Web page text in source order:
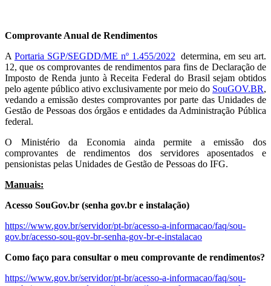
Comprovante Anual de Rendimentos
A Portaria SGP/SEGDD/ME nº 1.455/2022 determina, em seu art.
12, que os comprovantes de rendimentos para fins de Declaração de
Imposto de Renda junto à Receita Federal do Brasil sejam obtidos
pelo agente público ativo exclusivamente por meio do SouGOV.BR,
vedando a emissão destes comprovantes por parte das Unidades de
Gestão de Pessoas dos órgãos e entidades da Administração Pública
federal.
O Ministério da Economia ainda permite a emissão dos
comprovantes de rendimentos dos servidores aposentados e
pensionistas pelas Unidades de Gestão de Pessoas do IFG.
Manuais:
Acesso SouGov.br (senha gov.br e instalação)
https://www.gov.br/servidor/pt-br/acesso-a-informacao/faq/sou-
gov.br/acesso-sou-gov-br-senha-gov-br-e-instalacao
Como faço para consultar o meu comprovante de rendimentos?
https://www.gov.br/servidor/pt-br/acesso-a-informacao/faq/sou-